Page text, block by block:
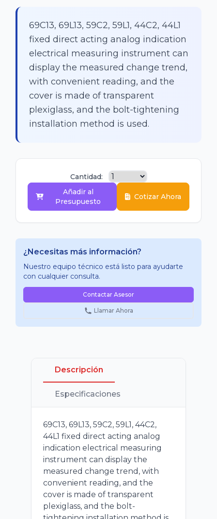
69C13, 69L13, 59C2, 59L1, 44C2, 44L1
fixed direct acting analog indication
electrical measuring instrument can
display the measured change trend,
with convenient reading, and the
cover is made of transparent
plexiglass, and the bolt-tightening
installation method is used.
Cantidad:
Añadir al
Presupuesto
Cotizar Ahora
¿Necesitas más información?
Nuestro equipo técnico está listo para ayudarte
con cualquier consulta.
Contactar Asesor
Llamar Ahora
Descripción
Especificaciones
69C13, 69L13, 59C2, 59L1, 44C2,
44L1 fixed direct acting analog
indication electrical measuring
instrument can display the
measured change trend, with
convenient reading, and the
cover is made of transparent
plexiglass, and the bolt-